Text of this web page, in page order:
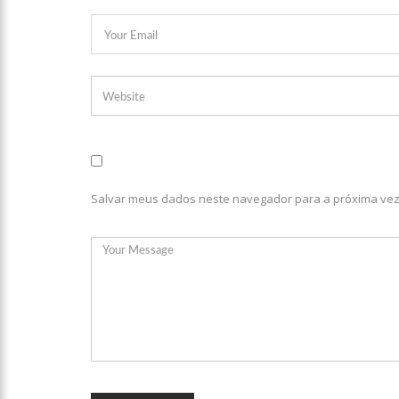
17:50 Pesquisa aponta
20:07 Amazonino
20:23 Prefeitura abre
10:06 Populares
Salvar meus dados neste navegador para a próxima